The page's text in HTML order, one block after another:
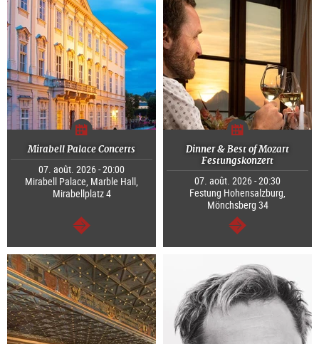
Mirabell Palace Concerts
07. août. 2026 - 20:00
Mirabell Palace, Marble Hall,
Mirabellplatz 4
Continuer
Dinner & Best of Mozart
Festungskonzert
07. août. 2026 - 20:30
Festung Hohensalzburg,
Mönchsberg 34
Continuer